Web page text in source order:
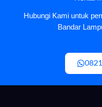
Hubungi Kami untuk
Bandar